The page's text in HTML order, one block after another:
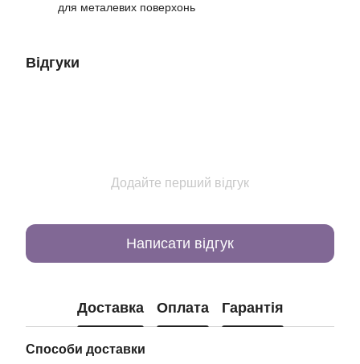
для металевих поверхонь
Відгуки
Додайте перший відгук
Написати відгук
Доставка Оплата Гарантія
Способи доставки